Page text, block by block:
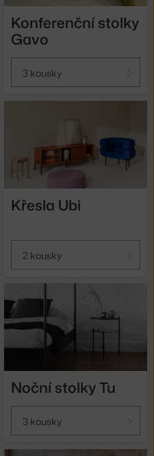
Konferenční stolky
Gavo
3 kousky
Křesla Ubi
2 kousky
Noční stolky Tu
3 kousky